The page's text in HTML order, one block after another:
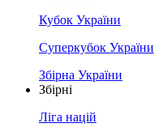
Кубок України
Суперкубок України
Збірна України
Збірні
Ліга націй